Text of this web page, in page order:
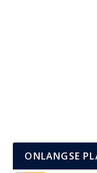
ONLANGSE